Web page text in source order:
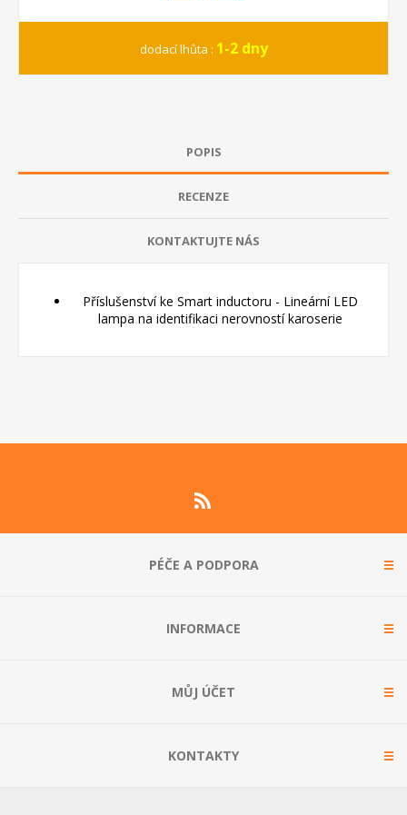
dodací lhůta : 1-2 dny
POPIS
RECENZE
KONTAKTUJTE NÁS
Příslušenství ke Smart inductoru - Lineární LED
lampa na identifikaci nerovností karoserie
PÉČE A PODPORA
INFORMACE
MŮJ ÚČET
KONTAKTY